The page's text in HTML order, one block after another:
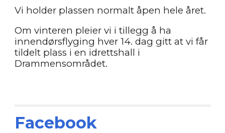
Vi holder plassen normalt åpen hele året.
Om vinteren pleier vi i tillegg å ha
innendørsflyging hver 14. dag gitt at vi får
tildelt plass i en idrettshall i
Drammensområdet.
Facebook